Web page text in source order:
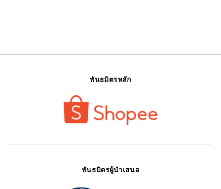
พันธมิตรหลัก
พันธมิตรผู้นำเสนอ